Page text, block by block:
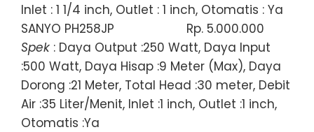
Inlet : 1 1/4 inch, Outlet : 1 inch, Otomatis : Ya
SANYO PH258JP
Rp. 5.000.000
Spek : Daya Output :250 Watt, Daya Input
:500 Watt, Daya Hisap :9 Meter (Max), Daya
Dorong :21 Meter, Total Head :30 meter, Debit
Air :35 Liter/Menit, Inlet :1 inch, Outlet :1 inch,
Otomatis :Ya